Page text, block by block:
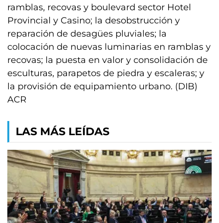
ramblas, recovas y boulevard sector Hotel
Provincial y Casino; la desobstrucción y
reparación de desagües pluviales; la
colocación de nuevas luminarias en ramblas y
recovas; la puesta en valor y consolidación de
esculturas, parapetos de piedra y escaleras; y
la provisión de equipamiento urbano. (DIB)
ACR
LAS MÁS LEÍDAS